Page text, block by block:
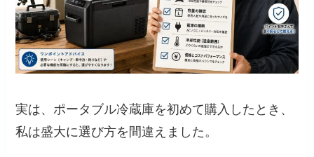
実は、ポータブル冷蔵庫を初めて購入したとき、
私は盛大に選び方を間違えました。